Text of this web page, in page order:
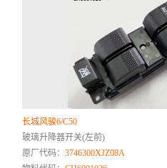
长城风骏6/C50
玻璃升降器开关(左前)
原厂代码：3746300XJZ08A